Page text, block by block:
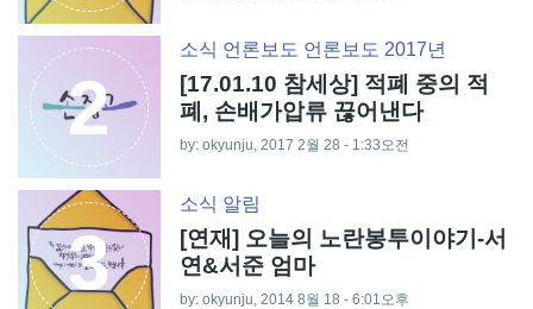
2
소식 언론보도 언론보도 2017년
[17.01.10 참세상] 적폐 중의 적
폐, 손배가압류 끊어낸다
by: okyunju, 2017 2월 28 - 1:33오전
3
소식 알림
[연재] 오늘의 노란봉투이야기-서
연&서준 엄마
by: okyunju, 2014 8월 18 - 6:01오후